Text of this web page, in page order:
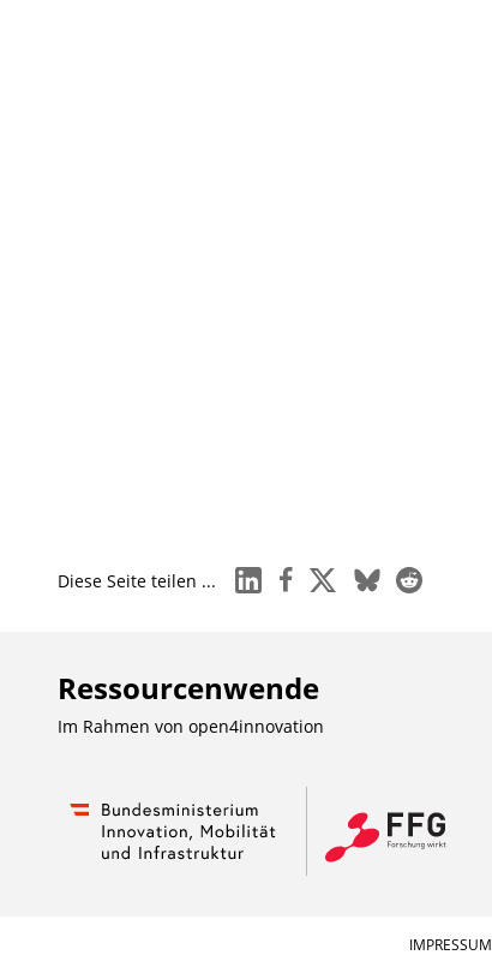
Diese Seite teilen ... linkedinfacebook
x blueskyreddit
Ressourcenwende
Im Rahmen von open4innovation
IMPRESSUM